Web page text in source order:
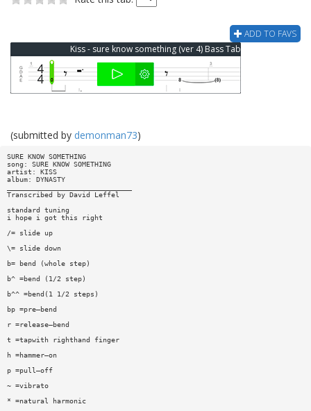
ADD TO FAVS
Kiss - sure know something (ver 4) Bass Tab
(submitted by demonman73)
SURE KNOW SOMETHING
song: SURE KNOW SOMETHING
artist: KISS
album: DYNASTY
Transcribed by David Leffel
standard tuning
i hope i got this right
/= slide up
\= slide down
b= bend (whole step)
b^ =bend (1/2 step)
b^^ =bend(1 1/2 steps)
bp =pre—bend
r =release—bend
t =tapwith righthand finger
h =hammer—on
p =pull—off
~ =vibrato
* =natural harmonic